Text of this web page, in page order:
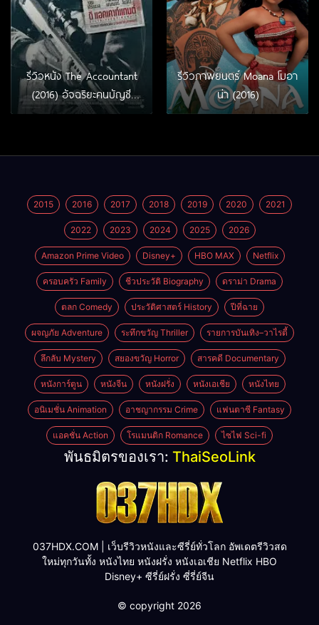
รีวิวหนัง The Accountant
(2016) อัจฉริยะคนบัญชี
เพชฌฆาต
รีวิวภาพยนตร์ Moana โมอา
น่า (2016)
2015 2016 2017 2018 2019 2020 2021
2022 2023 2024 2025 2026
Amazon Prime Video Disney+ HBO MAX Netflix
ครอบครัว Family ชีวประวัติ Biography ดราม่า Drama
ตลก Comedy ประวัติศาสตร์ History ปีที่ฉาย
ผจญภัย Adventure ระทึกขวัญ Thriller รายการบันเทิง–วาไรตี้
ลึกลับ Mystery สยองขวัญ Horror สารคดี Documentary
หนังการ์ตูน หนังจีน หนังฝรั่ง หนังเอเชีย หนังไทย
อนิเมชั่น Animation อาชญากรรม Crime แฟนตาซี Fantasy
แอคชั่น Action โรแมนติก Romance ไซไฟ Sci-fi
พันธมิตรของเรา: ThaiSeoLink
037HDX.COM | เว็บรีวิวหนังและซีรี่ย์ทั่วโลก อัพเดตรีวิวสด
ใหม่ทุกวันทั้ง หนังไทย หนังฝรั่ง หนังเอเชีย Netflix HBO
Disney+ ซีรี่ย์ฝรั่ง ซี่รี่ย์จีน
© copyright 2026